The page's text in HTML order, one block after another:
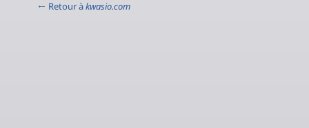
← Retour àkwasio.com